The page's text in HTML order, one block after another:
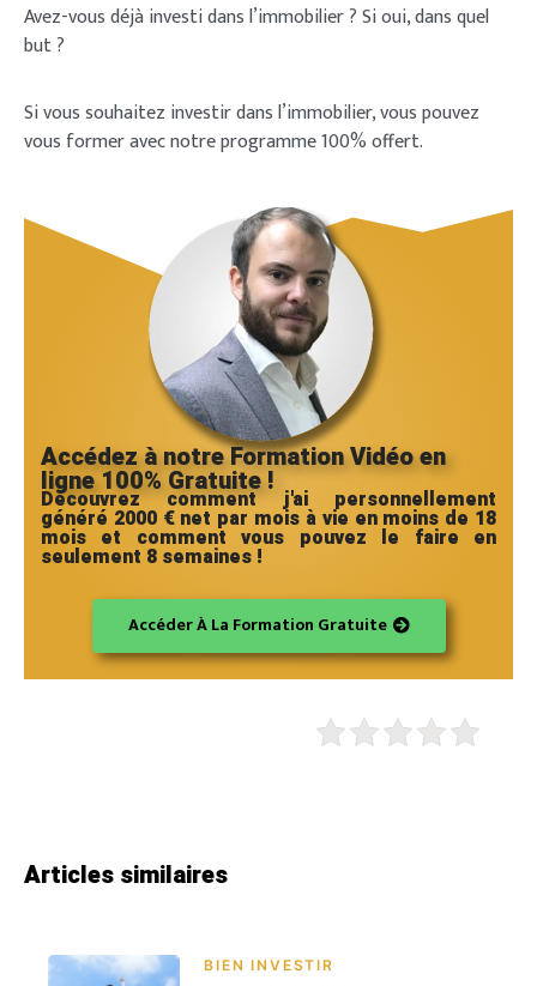
Avez-vous déjà investi dans l’immobilier ? Si oui, dans quel
but ?
Si vous souhaitez investir dans l’immobilier, vous pouvez
vous former avec notre programme 100% offert.
Accédez à notre Formation Vidéo en
ligne 100% Gratuite !
Découvrez comment j'ai personnellement
généré 2000 € net par mois à vie en moins de 18
mois et comment vous pouvez le faire en
seulement 8 semaines !
Accéder À La Formation Gratuite
Articles similaires
BIEN INVESTIR